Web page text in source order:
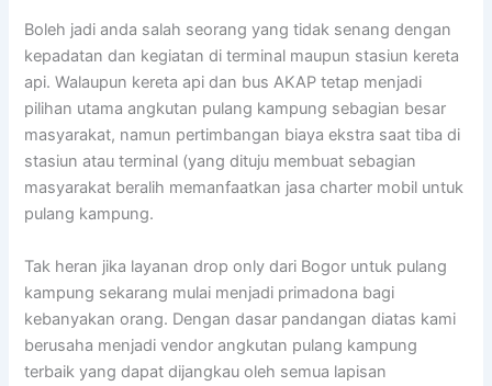
Boleh jadi anda salah seorang yang tidak senang dengan
kepadatan dan kegiatan di terminal maupun stasiun kereta
api. Walaupun kereta api dan bus AKAP tetap menjadi
pilihan utama angkutan pulang kampung sebagian besar
masyarakat, namun pertimbangan biaya ekstra saat tiba di
stasiun atau terminal (yang dituju membuat sebagian
masyarakat beralih memanfaatkan jasa charter mobil untuk
pulang kampung.
Tak heran jika layanan drop only dari Bogor untuk pulang
kampung sekarang mulai menjadi primadona bagi
kebanyakan orang. Dengan dasar pandangan diatas kami
berusaha menjadi vendor angkutan pulang kampung
terbaik yang dapat dijangkau oleh semua lapisan